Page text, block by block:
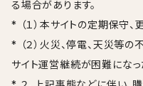
る場合があります。
* （１）本サイトの定期保守
* （２）火災、停電、天災等
サイト運営継続が困難にな